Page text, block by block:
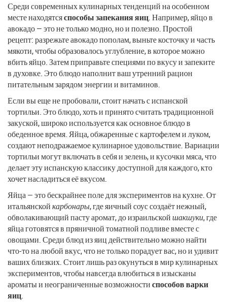
Среди современных кулинарных тенденций на особенном
месте находятсяспособы запекания яиц. Например, яйцо в
авокадо — это не только модно, но и полезно. Простой
рецепт: разрежьте авокадо пополам, выньте косточку и часть
мякоти, чтобы образовалось углубление, в которое можно
вбить яйцо. Затем приправьте специями по вкусу и запеките
в духовке. Это блюдо наполнит ваш утренний рацион
питательным зарядом энергии и витаминов.
Если вы еще не пробовали, стоит начать с испанской
тортильи. Это блюдо, хоть и принято считать традиционной
закуской, широко используется как основное блюдо в
обеденное время. Яйца, обжаренные с картофелем и луком,
создают неподражаемое кулинарное удовольствие. Вариации
тортильи могут включать в себя и зелень, и кусочки мяса, что
делает эту испанскую классику доступной для каждого, кто
хочет насладиться её вкусом.
Яйца — это бескрайнее поле для экспериментов на кухне. От
итальянскойкарбонары, где яичный соус создаёт нежный,
обволакивающий пасту аромат, до израильскойшакшуки, где
яйца готовятся в пряничной томатной подливе вместе с
овощами. Среди блюд из яиц действительно можно найти
что-то на любой вкус, что не только порадует вас, но и удивит
ваших близких. Стоит лишь раз окунуться в мир кулинарных
экспериментов, чтобы навсегда влюбиться в изысканы
ароматы и неограниченные возможностиспособов варки
яиц.